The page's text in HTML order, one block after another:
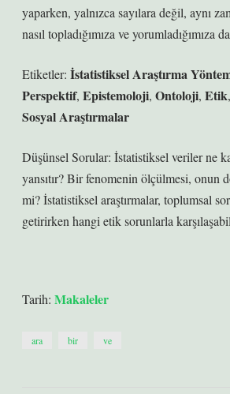
yaparken, yalnızca sayılara değil, aynı
nasıl topladığımıza ve yorumladığımıza
Etiketler: İstatistiksel Araştırma
Perspektif, Epistemoloji, Ontoloji, Etik,
Sosyal Araştırmalar
Düşünsel Sorular: İstatistiksel veriler ne
yansıtır? Bir fenomenin ölçülmesi, onun
mi? İstatistiksel araştırmalar, toplumsal
getirirken hangi etik sorunlarla
Tarih: Makaleler
ara bir ve